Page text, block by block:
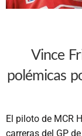
Vince
polémicas
El piloto de MCR
carreras del GP